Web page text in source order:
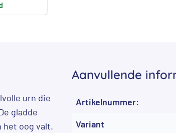
urn die
gladde
het oog valt.
Aanvullende
Artikelnummer:
Variant